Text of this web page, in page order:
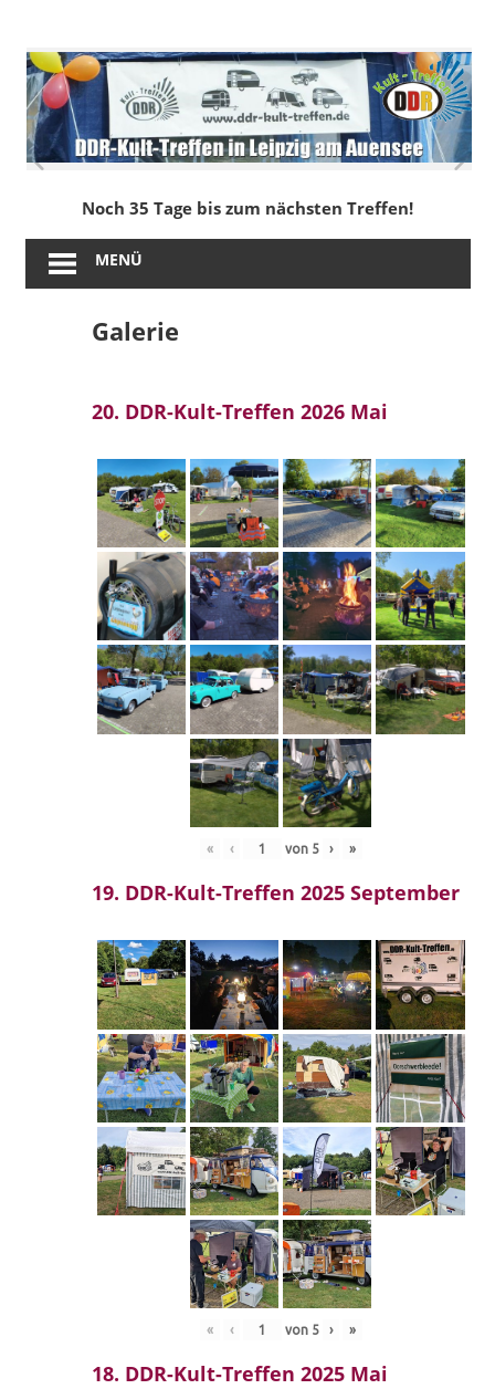
springen
DDR-
Kult-
Treffen
in
Leipzig
am
Noch 35 Tage bis zum nächsten Treffen!
MENÜ
Galerie
20. DDR-Kult-Treffen 2026 Mai
« ‹ von 5 › »
19. DDR-Kult-Treffen 2025 September
« ‹ von 5 › »
18. DDR-Kult-Treffen 2025 Mai